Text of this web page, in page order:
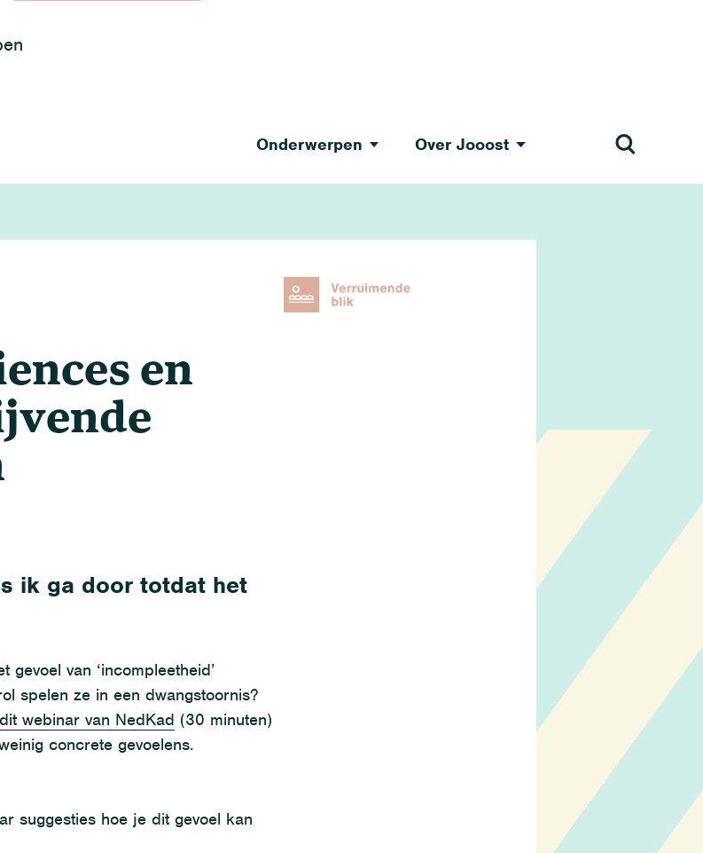
Onderwerpen Over Jooost
en
ik ga door totdat het
gevoel van ‘incompleetheid’
spelen ze in een dwangstoornis?
ditwebinar van NedKad (30 minuten)
concrete gevoelens.
suggesties hoe je dit gevoel kan